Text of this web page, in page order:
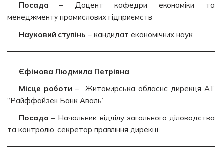
Посада – Доцент кафедри економіки та
менеджменту промислових підприємств
Науковий ступінь – кандидат економічних наук
Єфімова Людмила Петрівна
Місце роботи – Житомирська обласна дирекця АТ
“Райффайзен Банк Аваль”
Посада – Начальник відділу загального діловодства
та контролю, секретар правління дирекції